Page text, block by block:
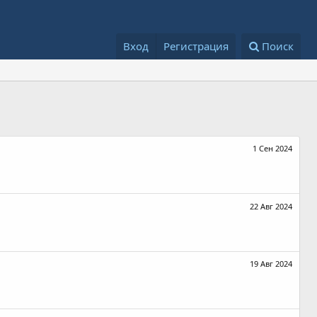
Вход Регистрация Поиск
1 Сен 2024
22 Авг 2024
19 Авг 2024